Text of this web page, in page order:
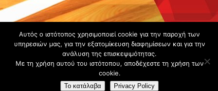
Copyright ©
2020 -
Gsperamatosermis.gr
All rights
reserved. -Όροι
Αυτός ο ιστότοπος χρησιμοποιεί cookie για την παροχή των
υπηρεσιών μας, για την εξατομίκευση διαφημίσεων και για την
ανάλυση της επισκεψιμότητας.
Με τη χρήση αυτού του ιστότοπου, αποδέχεστε τη χρήση των
cookie.
Το κατάλαβα Privacy Policy